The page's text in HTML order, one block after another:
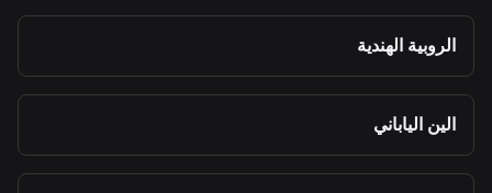
الروبية الهندية
الين الياباني